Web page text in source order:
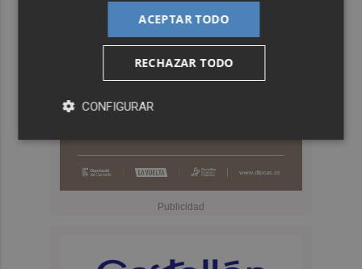
ACEPTAR TODO
RECHAZAR TODO
CONFIGURAR